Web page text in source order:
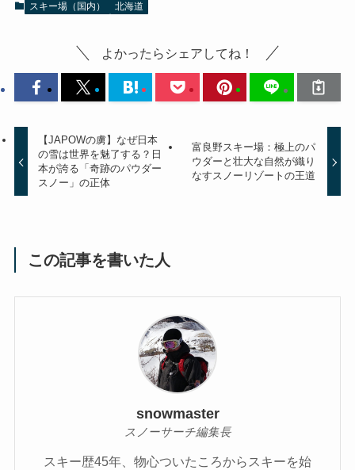
スキー場（国内） 北海道
よかったらシェアしてね！
【JAPOWの虜】なぜ日本
の雪は世界を魅了する？日
本が誇る「奇跡のパウダー
スノー」の正体
富良野スキー場：極上のパ
ウダーと壮大な自然が織り
なすスノーリゾートの王道
この記事を書いた人
snowmaster
スノーサーチ編集長
スキー歴45年、物心ついたころからスキーを始